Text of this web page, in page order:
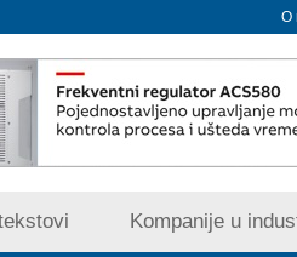
O
Kompanije u